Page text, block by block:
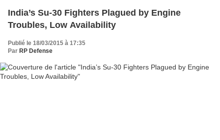
India’s Su-30 Fighters Plagued by Engine
Troubles, Low Availability
Publié le 18/03/2015 à 17:35
Par RP Defense